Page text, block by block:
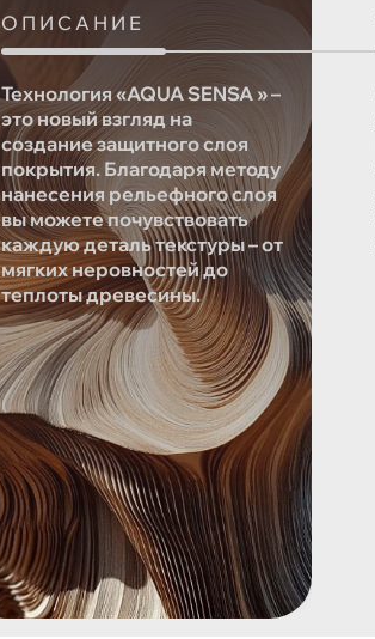
ОПИСАНИЕ
Технология «AQUA SENSA » –
это новый взгляд на
создание защитного слоя
покрытия. Благодаря методу
нанесения рельефного слоя
вы можете почувствовать
каждую деталь текстуры – от
мягких неровностей до
теплоты древесины.